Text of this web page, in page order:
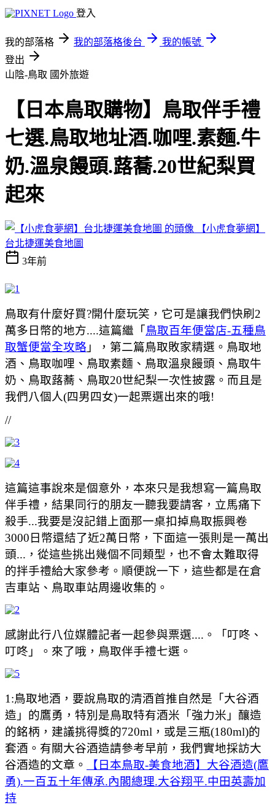
登入
我的部落格 我的部落格後台
我的帳號
登出
山陰-鳥取 國外旅遊
【日本鳥取購物】鳥取伴手禮
七選.鳥取地址酒.咖哩.素麵.牛
奶.溫泉饅頭.蕗蕎.20世紀梨買
起來
【小虎食夢網】
台北捷運美食地圖
3年前
鳥取有什麼好買?開什麼玩笑，它可是讓我們快刷2
萬多日幣的地方....這篇繼「 鳥取百年便當店-五種鳥
取蟹便當全攻略 」，第二篇鳥取敗家精選。鳥取地
酒、鳥取咖哩、鳥取素麵、鳥取溫泉饅頭、鳥取牛
奶、鳥取蕗蕎、鳥取20世紀梨一次性披露。而且是
我們八個人(四男四女)一起票選出來的哦!
//
這篇這事說來是個意外，本來只是我想寫一篇鳥取
伴手禮，結果同行的朋友一聽我要請客，立馬痛下
殺手...我要是沒記錯上面那一桌扣掉鳥取振興卷
3000日幣還結了近2萬日幣，下面這一張則是一萬出
頭...，從這些挑出幾個不同類型，也不會太難取得
的拌手禮給大家參考。順便說一下，這些都是在倉
吉車站、鳥取車站周邊收集的。
感謝此行八位媒體記者一起參與票選....。「叮咚、
叮咚」。來了哦，鳥取伴手禮七選。
1:鳥取地酒，要說鳥取的清酒首推自然是「大谷酒
造」的鷹勇，特別是鳥取特有酒米「強力米」釀造
的銘柄，建議挑得獎的720ml，或是三瓶(180ml)的
套酒。有關大谷酒造請參考早前，我們實地採訪大
谷酒造的文章。
【日本鳥取-美食地酒】大谷酒造(鷹
勇).一百五十年傳承.內閣總理.大谷翔平.中田英壽加
持